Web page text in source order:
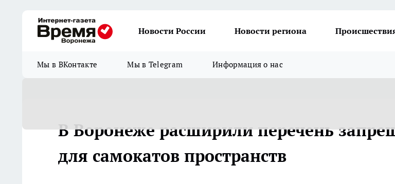
Новости России Новости региона
Мы в ВКонтакте Мы в Telegram Информация о нас
В Воронеже расширили перечень
для самокатов пространств